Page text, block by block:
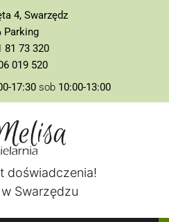
4, Swarzędz
Parking
81 73 320
019 520
17:30 sob 10:00-13:00
doświadczenia!
Swarzędzu